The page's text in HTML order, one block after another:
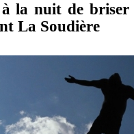
à la nuit de
La Soudière